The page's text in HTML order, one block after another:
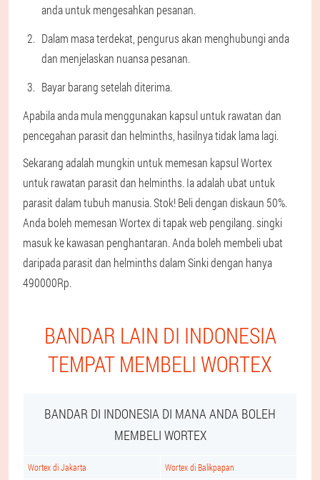
anda untuk mengesahkan pesanan.
Dalam masa terdekat, pengurus akan menghubungi anda
dan menjelaskan nuansa pesanan.
Bayar barang setelah diterima.
Apabila anda mula menggunakan kapsul untuk rawatan dan
pencegahan parasit dan helminths, hasilnya tidak lama lagi.
Sekarang adalah mungkin untuk memesan kapsul Wortex
untuk rawatan parasit dan helminths. Ia adalah ubat untuk
parasit dalam tubuh manusia. Stok! Beli dengan diskaun 50%.
Anda boleh memesan Wortex di tapak web pengilang. singki
masuk ke kawasan penghantaran. Anda boleh membeli ubat
daripada parasit dan helminths dalam Sinki dengan hanya
490000Rp.
BANDAR LAIN DI INDONESIA
TEMPAT MEMBELI WORTEX
BANDAR DI INDONESIA DI MANA ANDA BOLEH
MEMBELI WORTEX
Wortex di Jakarta Wortex di Balikpapan